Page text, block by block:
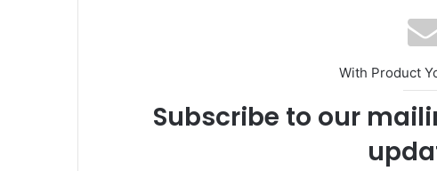
With Product
Subscribe to our